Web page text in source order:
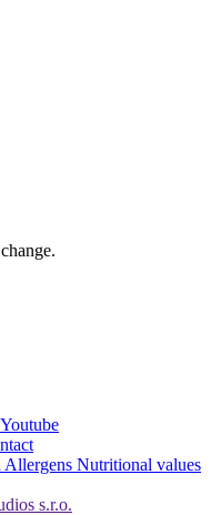
Allergens Nutritional values
s.r.o.